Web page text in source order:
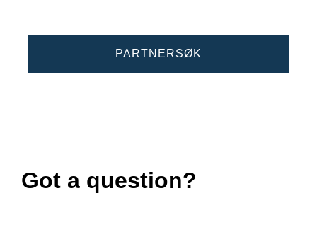
PARTNERSØK
Got a question?